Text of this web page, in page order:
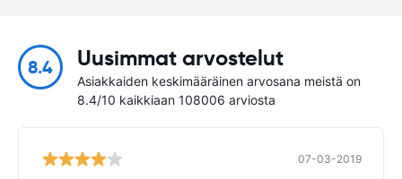
8.4 Uusimmat arvostelut
Asiakkaiden keskimääräinen arvosana meistä on
8.4/10 kaikkiaan 108006 arviosta
07-03-2019